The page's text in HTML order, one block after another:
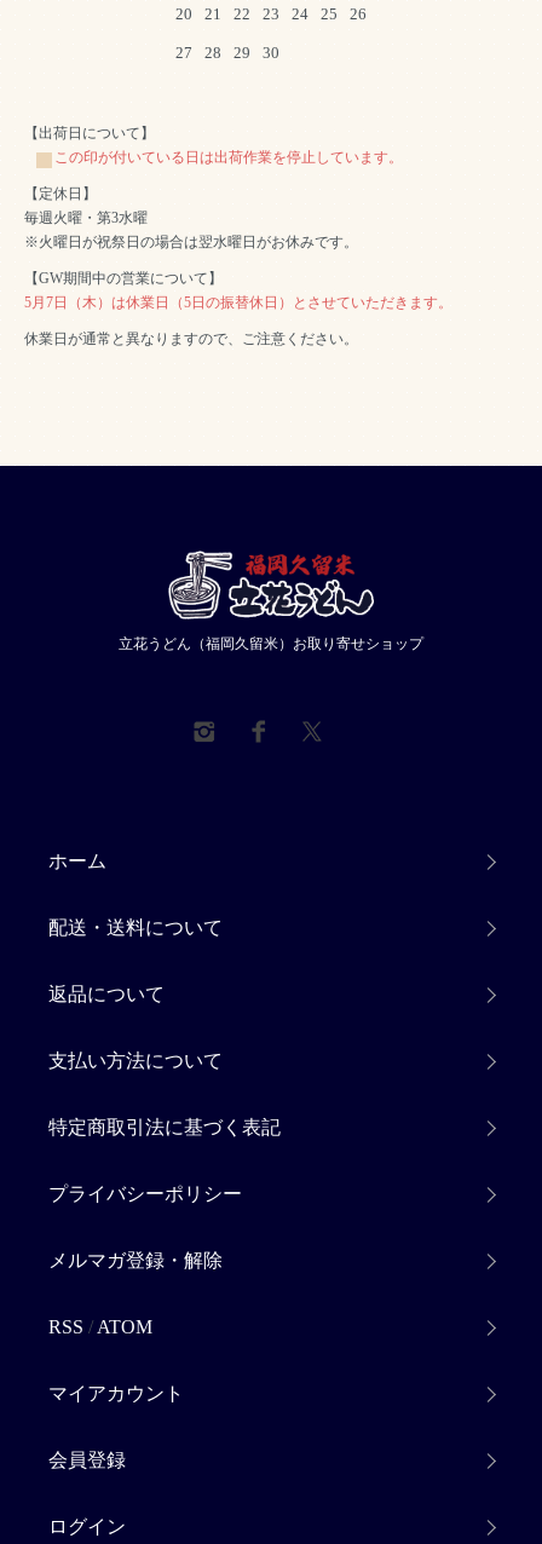
20 21 22 23 24 25 26
27 28 29 30
【出荷日について】
この印が付いている日は出荷作業を停止しています。
【定休日】
毎週火曜・第3水曜
※火曜日が祝祭日の場合は翌水曜日がお休みです。
【GW期間中の営業について】
5月7日（木）は休業日（5日の振替休日）とさせていただきます。
休業日が通常と異なりますので、ご注意ください。
立花うどん（福岡久留米）お取り寄せショップ
ホーム
配送・送料について
返品について
支払い方法について
特定商取引法に基づく表記
プライバシーポリシー
メルマガ登録・解除
RSS / ATOM
マイアカウント
会員登録
ログイン